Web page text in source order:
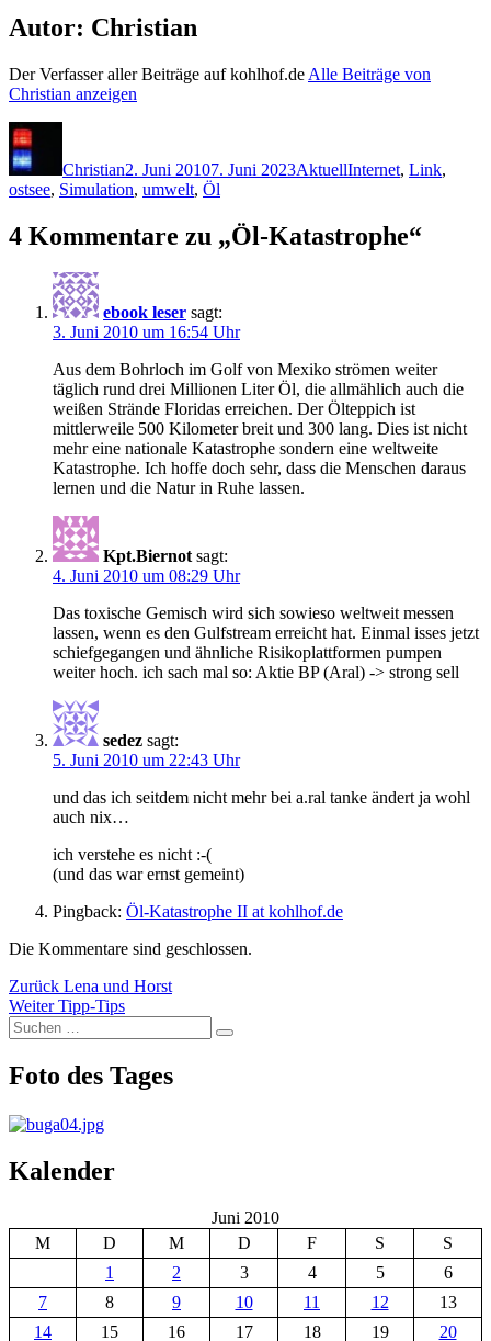
Autor: Christian
Der Verfasser aller Beiträge auf kohlhof.de Alle Beiträge von
Christian anzeigen
Christian2. Juni 20107. Juni 2023AktuellInternet, Link,
ostsee, Simulation, umwelt, Öl
4 Kommentare zu „Öl-Katastrophe“
ebook leser sagt:
3. Juni 2010 um 16:54 Uhr
Aus dem Bohrloch im Golf von Mexiko strömen weiter
täglich rund drei Millionen Liter Öl, die allmählich auch die
weißen Strände Floridas erreichen. Der Ölteppich ist
mittlerweile 500 Kilometer breit und 300 lang. Dies ist nicht
mehr eine nationale Katastrophe sondern eine weltweite
Katastrophe. Ich hoffe doch sehr, dass die Menschen daraus
lernen und die Natur in Ruhe lassen.
Kpt.Biernot sagt:
4. Juni 2010 um 08:29 Uhr
Das toxische Gemisch wird sich sowieso weltweit messen
lassen, wenn es den Gulfstream erreicht hat. Einmal isses jetzt
schiefgegangen und ähnliche Risikoplattformen pumpen
weiter hoch. ich sach mal so: Aktie BP (Aral) -> strong sell
sedez sagt:
5. Juni 2010 um 22:43 Uhr
und das ich seitdem nicht mehr bei a.ral tanke ändert ja wohl
auch nix…
ich verstehe es nicht :-(
(und das war ernst gemeint)
Pingback: Öl-Katastrophe II at kohlhof.de
Die Kommentare sind geschlossen.
Beitragsnavigation
Zurück Vorheriger
Beitrag:
Lena und Horst
Weiter Nächster
Beitrag:
Tipp-Tips
Suchen
nach:
Suchen
Foto des Tages
Kalender
Juni 2010
M
D M D F S
S
1
2 3 4 5
6
7
8 9 10 11 12
13
14
15 16 17 18 19
20